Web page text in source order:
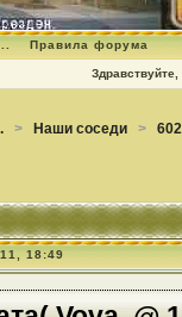
Правила форума
Здравствуйте,
> Наши соседи >
18:49